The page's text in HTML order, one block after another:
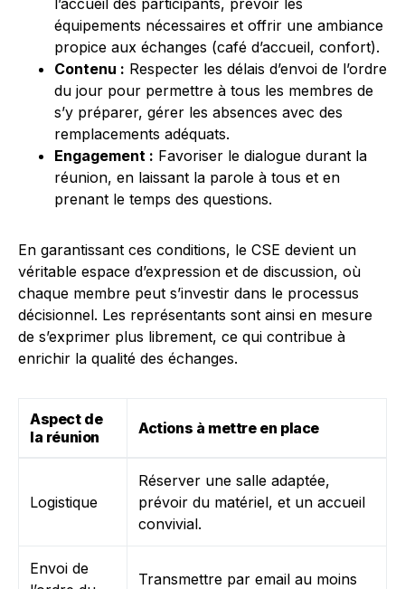
l’accueil des participants, prévoir les
équipements nécessaires et offrir une ambiance
propice aux échanges (café d’accueil, confort).
Contenu : Respecter les délais d’envoi de l’ordre
du jour pour permettre à tous les membres de
s’y préparer, gérer les absences avec des
remplacements adéquats.
Engagement : Favoriser le dialogue durant la
réunion, en laissant la parole à tous et en
prenant le temps des questions.
En garantissant ces conditions, le CSE devient un
véritable espace d’expression et de discussion, où
chaque membre peut s’investir dans le processus
décisionnel. Les représentants sont ainsi en mesure
de s’exprimer plus librement, ce qui contribue à
enrichir la qualité des échanges.
Aspect de
la réunion
Actions à mettre en place
Logistique
Réserver une salle adaptée,
prévoir du matériel, et un accueil
convivial.
Envoi de
Transmettre par email au moins